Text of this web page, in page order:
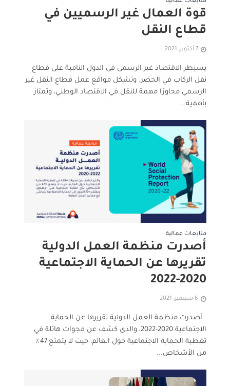
قوة العمال غير الرسميين في
قطاع النقل
7 أكتوبر, 2021
يسيطر الاقتصاد غير الرسمى فى الدول النامية على قطاع
نقل الركاب في الحضر. وتشكل مواقع عمل قطاع النقل غير
الرسمي محاورًا مهمة للنقل في الاقتصاد الوطني، وتمتاز
بأهمية...
متابعات عمالية
أصدرت منظمة العمل الدولية
تقريرها عن الحماية الاجتماعية
2020-2022
6 سبتمبر, 2021
أصدرت منظمة العمل الدولية تقريرها عن الحماية
الاجتماعية 2020-2022، والذى كشف عن فجوات هائلة في
تغطية الحماية الاجتماعية حول العالم، حيث لا يتمتع 47٪
من الأشخاص...